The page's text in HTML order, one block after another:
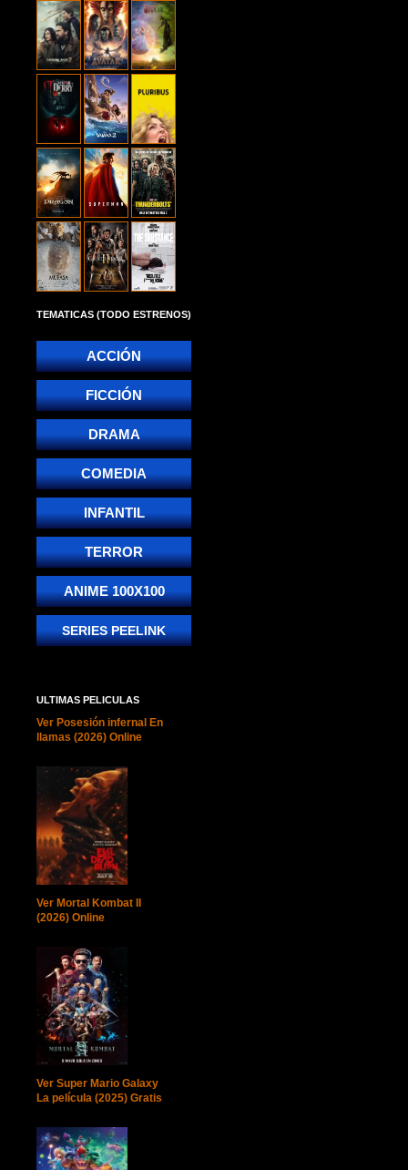
TEMATICAS (TODO ESTRENOS)
ACCIÓN
FICCIÓN
DRAMA
COMEDIA
INFANTIL
TERROR
ANIME 100X100
SERIES PEELINK
ULTIMAS PELICULAS
Ver Posesión infernal En
llamas (2026) Online
Ver Mortal Kombat II
(2026) Online
Ver Super Mario Galaxy
La película (2025) Gratis